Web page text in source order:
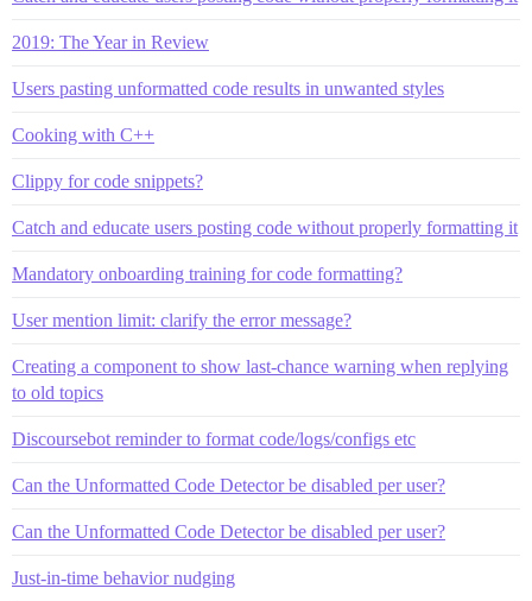
2019: The Year in Review
Users pasting unformatted code results in unwanted styles
Cooking with C++
Clippy for code snippets?
Catch and educate users posting code without properly formatting it
Mandatory onboarding training for code formatting?
User mention limit: clarify the error message?
Creating a component to show last-chance warning when replying
to old topics
Discoursebot reminder to format code/logs/configs etc
Can the Unformatted Code Detector be disabled per user?
Can the Unformatted Code Detector be disabled per user?
Just-in-time behavior nudging